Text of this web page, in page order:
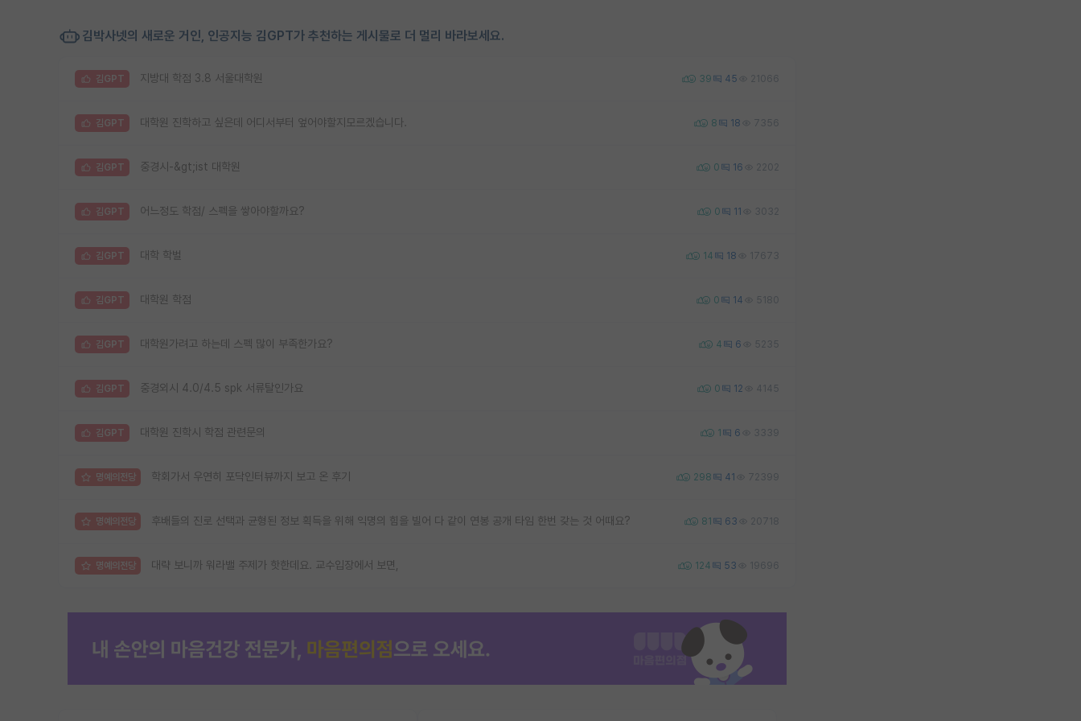
김박사넷의 새로운 거인, 인공지능 김GPT가 추천하는 게시물로 더 멀리 바라보세요.
김GPT 지방대 학점 3.8 서울대학원 39 45 21066
김GPT 대학원 진학하고 싶은데 어디서부터 엎어야할지모르겠습니다. 8 18 7356
김GPT 중경시-&gt;ist 대학원 0 16 2202
김GPT 어느정도 학점/ 스펙을 쌓아야할까요? 0 11 3032
김GPT 대학 학벌 14 18 17673
김GPT 대학원 학점 0 14 5180
김GPT 대학원가려고 하는데 스펙 많이 부족한가요? 4 6 5235
김GPT 중경외시 4.0/4.5 spk 서류탈인가요 0 12 4145
김GPT 대학원 진학시 학점 관련문의 1 6 3339
명예의전당 학회가서 우연히 포닥인터뷰까지 보고 온 후기 298 41 72399
명예의전당 후배들의 진로 선택과 균형된 정보 획득을 위해 익명의 힘을 빌어 다 같이 연봉 공개 타임 한번 갖는 것 어때요? 81 63 20718
명예의전당 대략 보니까 워라밸 주제가 핫한데요. 교수입장에서 보면, 124 53 19696